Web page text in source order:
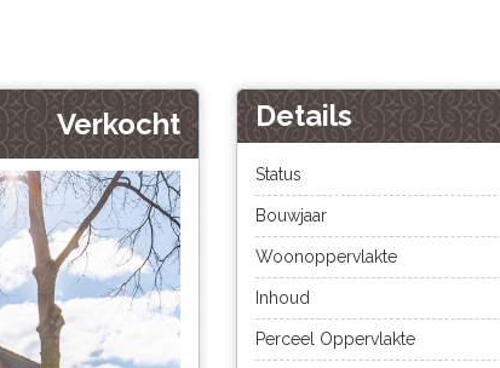
Verkocht Details
Status
Bouwjaar
Woonoppervlakte
Inhoud
Perceel Oppervlakte